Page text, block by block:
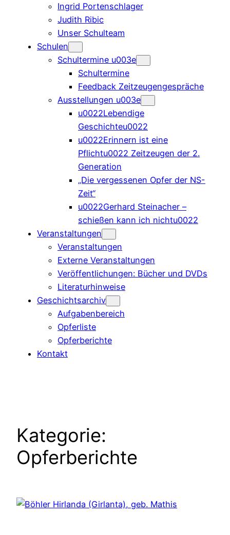
Ingrid Portenschlager
Judith Ribic
Unser Schulteam
Schulen
Schultermine u003e
Schultermine
Feedback Zeitzeugengespräche
Ausstellungen u003e
u0022Lebendige
Geschichteu0022
u0022Erinnern ist eine
Pflichtu0022 Zeitzeugen der 2.
Generation
„Die vergessenen Opfer der NS-
Zeit“
u0022Gerhard Steinacher –
schießen kann ich nichtu0022
Veranstaltungen
Veranstaltungen
Externe Veranstaltungen
Veröffentlichungen: Bücher und DVDs
Literaturhinweise
Geschichtsarchiv
Aufgabenbereich
Opferliste
Opferberichte
Kontakt
Kategorie:
Opferberichte